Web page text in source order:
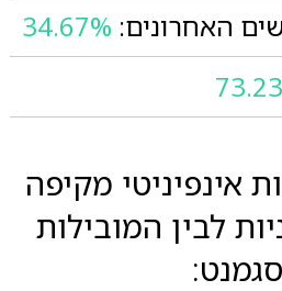
34.67%
אינפיניטי מקיפה
לבין המובילות